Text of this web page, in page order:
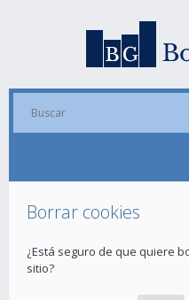
Borrar cookies
¿Está seguro de que quiere
sitio?